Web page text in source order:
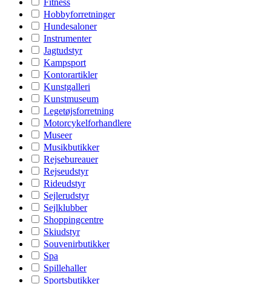
Fitness
Hobbyforretninger
Hundesaloner
Instrumenter
Jagtudstyr
Kampsport
Kontorartikler
Kunstgalleri
Kunstmuseum
Legetøjsforretning
Motorcykelforhandlere
Museer
Musikbutikker
Rejsebureauer
Rejseudstyr
Rideudstyr
Sejlerudstyr
Sejlklubber
Shoppingcentre
Skiudstyr
Souvenirbutikker
Spa
Spillehaller
Sportsbutikker